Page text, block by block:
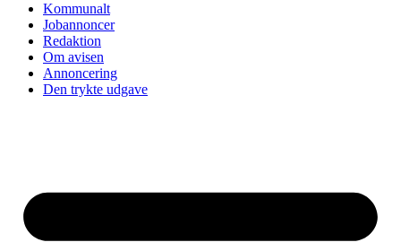
Kommunalt
Jobannoncer
Redaktion
Om avisen
Annoncering
Den trykte udgave